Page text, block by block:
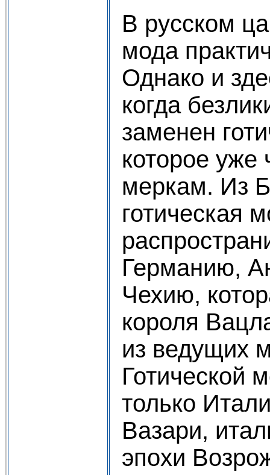
В русском
мода
Однако и
когда
заменен
которое уже
меркам. Из
готическая
Германию,
Чехию,
короля
из ведущих
Готической
только
Вазари,
эпохи